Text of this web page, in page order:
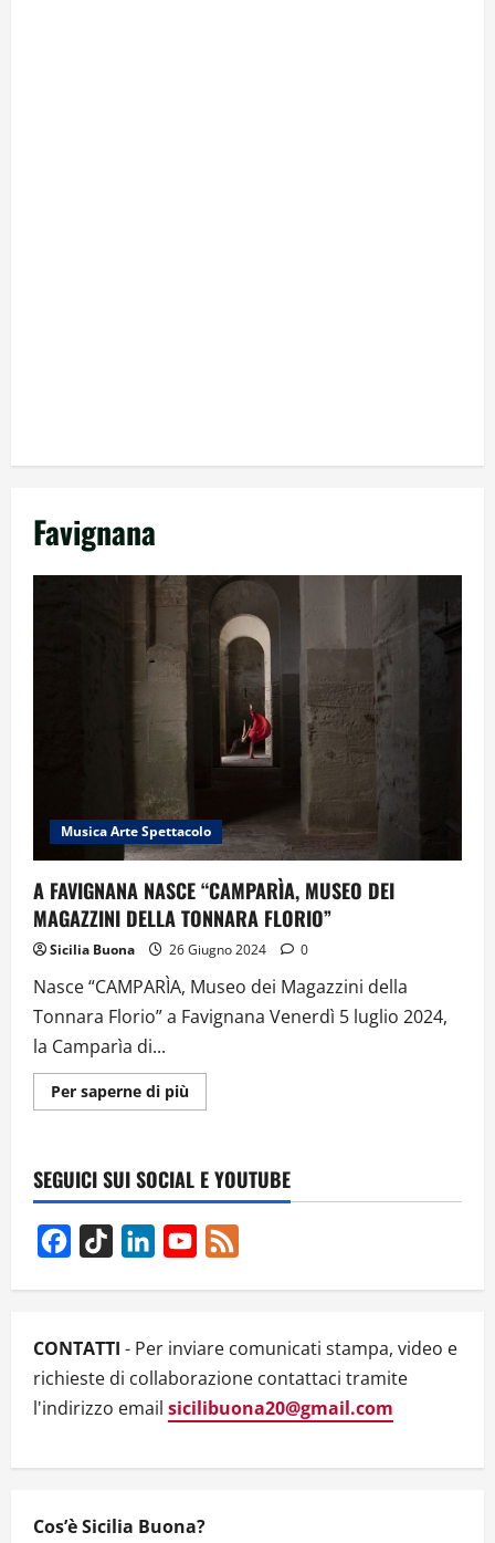
Favignana
Musica Arte Spettacolo
A FAVIGNANA NASCE “CAMPARÌA, MUSEO DEI
MAGAZZINI DELLA TONNARA FLORIO”
Sicilia Buona 26 Giugno 2024 0
Nasce “CAMPARÌA, Museo dei Magazzini della
Tonnara Florio” a Favignana Venerdì 5 luglio 2024,
la Camparìa di...
Per saperne di piùUlteriori
informazioni
NASCE
“CAMPARÌA,
MUSEO
MAGAZZINI
DELLA
TONNARA
SEGUICI SUI SOCIAL E YOUTUBE
Facebook
TikTok LinkedInYouTube
CONTATTI - Per inviare comunicati stampa, video e
richieste di collaborazione contattaci tramite
l'indirizzo email sicilibuona20@gmail.com
Cos’è Sicilia Buona?